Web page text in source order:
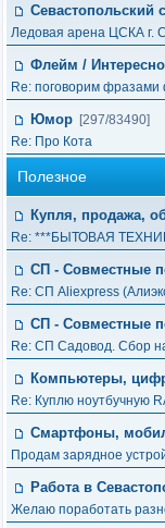
Севастопольский
Ледовая арена ЦСКА г.
Флейм /
Re: поговорим
Юмор [297/83490]
Re: Про Кота
Полезное
Купля, продажа,
Re: ***БЫТОВАЯ
СП - Совместные
Re: СП Aliexpress
СП - Совместные
Re: СП Садовод. Сбор
Компьютеры,
Re: Куплю ноутбучную
Смартфоны,
Продам зарядное
Работа в
Желаю поработать